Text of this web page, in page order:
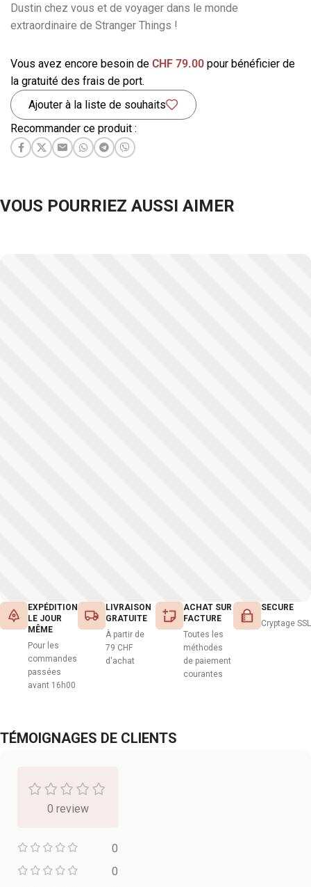
Dustin chez vous et de voyager dans le monde
extraordinaire de Stranger Things !
Vous avez encore besoin de CHF 79.00 pour bénéficier de
la gratuité des frais de port.
Ajouter à la liste de souhaits
Recommander ce produit :
VOUS POURRIEZ AUSSI AIMER
EXPÉDITION
LE JOUR
MÊME
Pour les
commandes
passées
avant 16h00
LIVRAISON
GRATUITE
À partir de
79 CHF
d'achat
ACHAT SUR
FACTURE
Toutes les
méthodes
de paiement
courantes
SECURE
Cryptage SSL
TÉMOIGNAGES DE CLIENTS
0 review
0
0